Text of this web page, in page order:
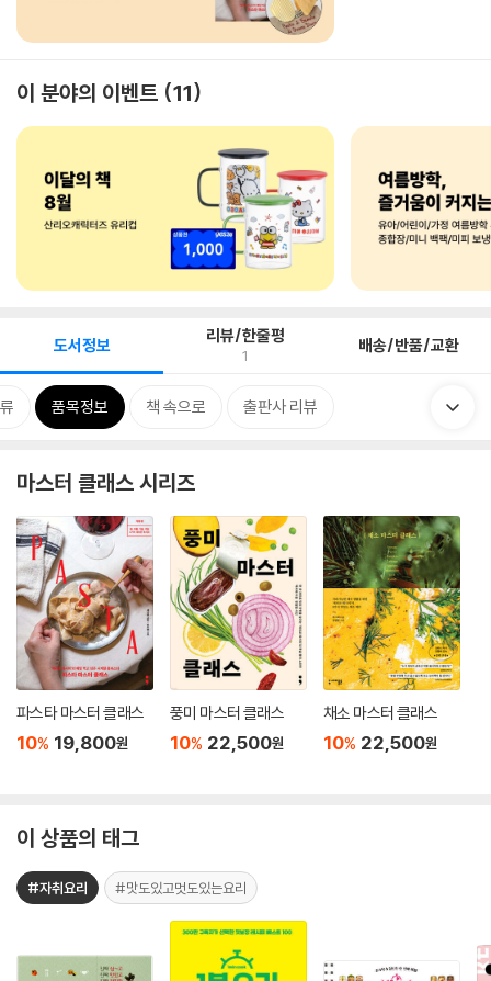
이 분야의 이벤트 11
도서정보 리뷰/한줄평
1 배송/반품/교환
품목정보 책 속으로 출판사 리뷰
마스터 클래스 시리즈
파스타 마스터 클래스
10% 19,800원
풍미 마스터 클래스
10% 22,500원
채소 마스터 클래스
10% 22,500원
이 상품의 태그
#자취요리 #맛도있고멋도있는요리